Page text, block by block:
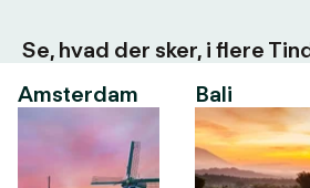
Se, hvad der sker, i flere
Amsterdam
Bali